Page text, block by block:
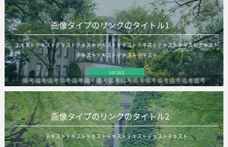
画像タイプのリンクのタイトル1
テキストテキストテキストテキストテキストテキストテキストテキストテキストテキスト
テキストテキストテキストテキスト
MORE
備考備考備考備考備考備考備考備考備考備考備考備考備考備考備考
画像タイプのリンクのタイトル2
テキストテキストテキストテキストテキストテキストテキスト